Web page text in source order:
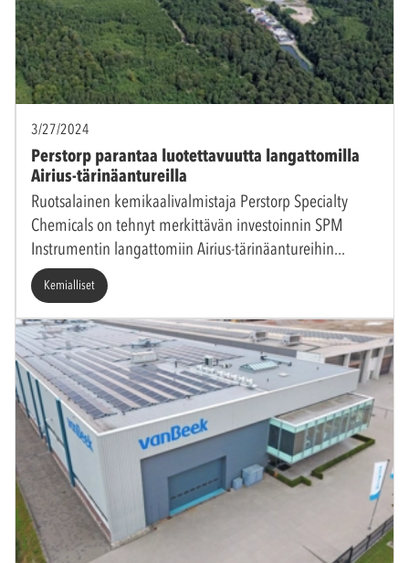
3/27/2024
Perstorp parantaa luotettavuutta langattomilla
Airius-tärinäantureilla
Ruotsalainen kemikaalivalmistaja Perstorp Specialty
Chemicals on tehnyt merkittävän investoinnin SPM
Instrumentin langattomiin Airius-tärinäantureihin
Kemialliset